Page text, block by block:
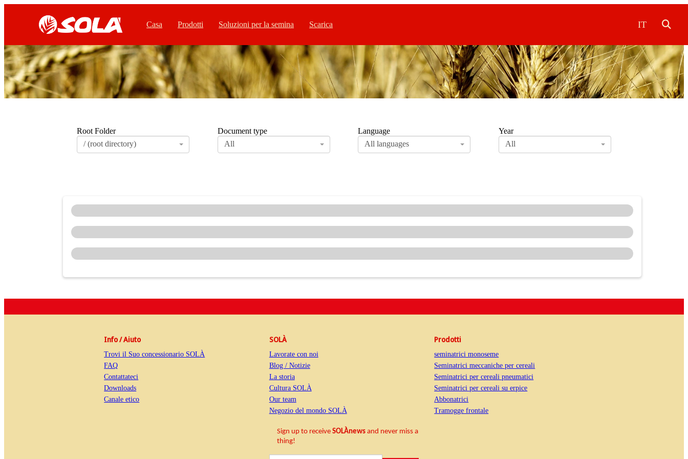
Casa Prodotti Soluzioni per la semina Scarica IT
Language
All languages
Root Folder
/ (root directory)
Document type
All
Year
All
Info / Aiuto
Trovi il Suo concessionario SOLÀ
FAQ
Contattateci
Downloads
Canale etico
SOLÀ
Lavorate con noi
Blog / Notizie
La storia
Cultura SOLÀ
Our team
Negozio del mondo SOLÀ
Prodotti
seminatrici monoseme
Seminatrici meccaniche per cereali
Seminatrici per cereali pneumatici
Seminatrici per cereali su erpice
Abbonatrici
Tramogge frontale
Sign up to receive SOLÀnewsand never miss a
thing!